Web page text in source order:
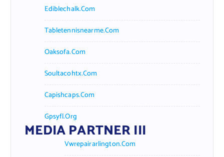
Ediblechalk.com
Tabletennisnearme.com
Oaksofa.com
Soultacohtx.com
Capishcaps.com
Gpsyfl.org
MEDIA PARTNER III
Vwrepairarlington.com